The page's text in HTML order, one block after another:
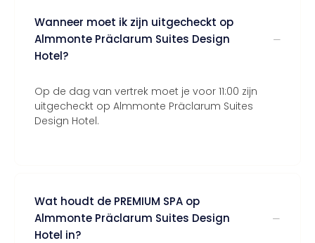
Wanneer moet ik zijn uitgecheckt op
Almmonte Präclarum Suites Design
Hotel?
Op de dag van vertrek moet je voor 11:00 zijn
uitgecheckt op Almmonte Präclarum Suites
Design Hotel.
Wat houdt de PREMIUM SPA op
Almmonte Präclarum Suites Design
Hotel in?